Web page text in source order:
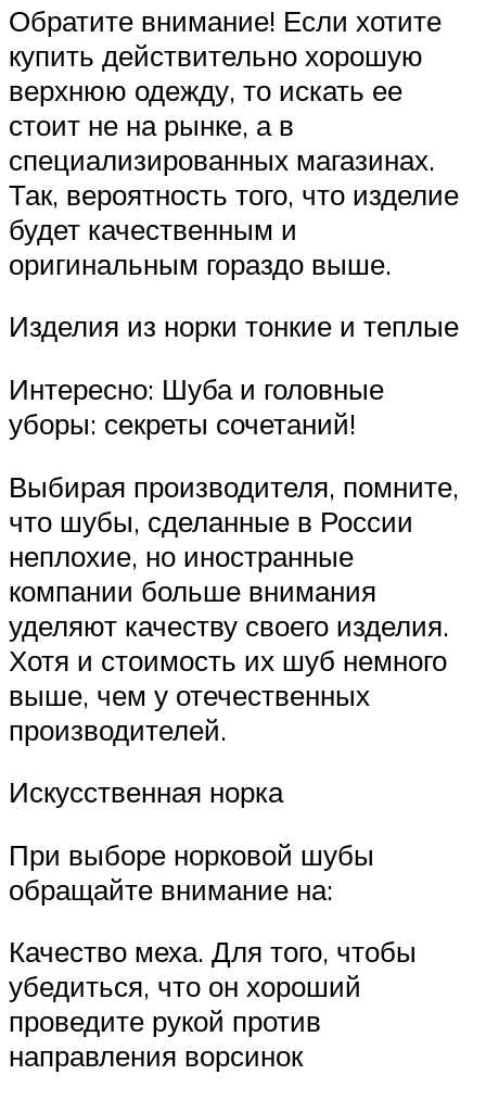
Обратите внимание! Если хотите
купить действительно хорошую
верхнюю одежду, то искать ее
стоит не на рынке, а в
специализированных магазинах.
Так, вероятность того, что изделие
будет качественным и
оригинальным гораздо выше.
Изделия из норки тонкие и теплые
Интересно: Шуба и головные
уборы: секреты сочетаний!
Выбирая производителя, помните,
что шубы, сделанные в России
неплохие, но иностранные
компании больше внимания
уделяют качеству своего изделия.
Хотя и стоимость их шуб немного
выше, чем у отечественных
производителей.
Искусственная норка
При выборе норковой шубы
обращайте внимание на:
Качество меха. Для того, чтобы
убедиться, что он хороший
проведите рукой против
направления ворсинок